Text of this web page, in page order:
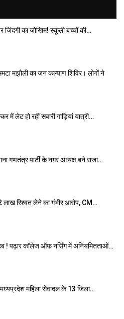
जिंदगी का जोखिम! स्कूली बच्चों की…
मझौली का जन कल्याण शिविर। लोगों ने
में लेट हो रहीं सवारी गाड़ियां यात्री…
गणतंत्र पार्टी के नगर अध्यक्ष बने राजा…
लाख रिश्वत लेने का गंभीर आरोप, CM…
! पढ़ार कॉलेज ऑफ नर्सिंग में अनियमितताओं…
महिला सेवादल के 13 जिला…